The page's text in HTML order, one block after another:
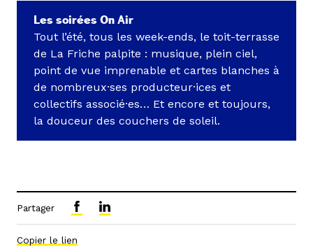
Les soirées On Air
Tout l’été, tous les week-ends, le toit-terrasse
de La Friche palpite : musique, plein ciel,
point de vue imprenable et cartes blanches à
de nombreux·ses producteur·ices et
collectifs associé·es… Et encore et toujours,
la douceur des couchers de soleil.
Partager
Copier le lien